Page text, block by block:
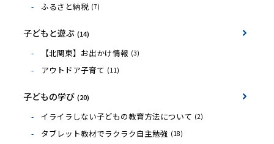
ふるさと納税 (7)
子どもと遊ぶ (14)
【北関東】お出かけ情報 (3)
アウトドア子育て (11)
子どもの学び (20)
イライラしない子どもの教育方法について (2)
タブレット教材でラクラク自主勉強 (18)